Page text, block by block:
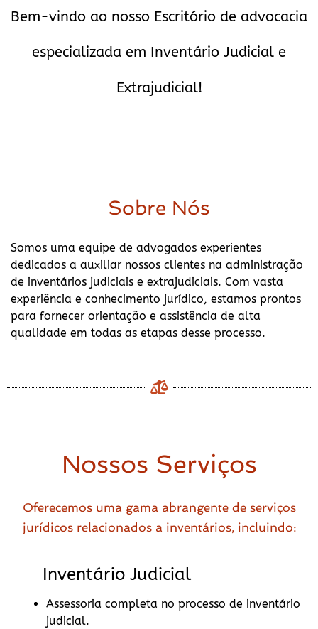
Bem-vindo ao nosso Escritório de advocacia
especializada em Inventário Judicial e
Extrajudicial!
Sobre Nós
Somos uma equipe de advogados experientes
dedicados a auxiliar nossos clientes na administração
de inventários judiciais e extrajudiciais. Com vasta
experiência e conhecimento jurídico, estamos prontos
para fornecer orientação e assistência de alta
qualidade em todas as etapas desse processo.
Nossos Serviços
Oferecemos uma gama abrangente de serviços
jurídicos relacionados a inventários, incluindo:
Inventário Judicial
Assessoria completa no processo de inventário
judicial.